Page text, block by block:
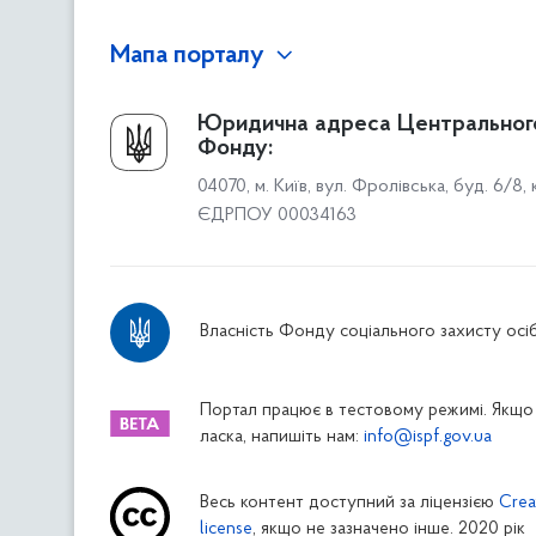
Мапа порталу
Про Фонд
Керівництво
Структура Фонду
Територіальні відділення
Дніпропетровське відділення
Житомирське відділення
Закарпатське відділення
Запорізьке відділення
Івано-Франківське відділення
Юридична адреса
Фонду:
04070, м. Київ, вул. Фролівська, буд. 6/8,
ЄДРПОУ 00034163
Власність Фонду соціального захисту осіб
Портал працює в тестовому режимі. Якщо
ласка, напишіть нам: info@ispf.gov.ua
Весь контент доступний за ліцензією
license, якщо не зазначено інше. 2020 рік